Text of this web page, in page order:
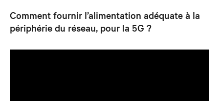
Comment fournir l’alimentation adéquate à la
périphérie du réseau, pour la 5G ?